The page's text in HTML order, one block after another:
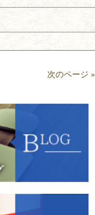
次のページ »